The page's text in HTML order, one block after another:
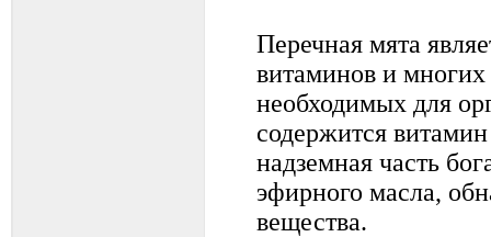
Перечная мята
витаминов и многих
необходимых для
содержится
надземная часть
эфирного масла,
вещества.